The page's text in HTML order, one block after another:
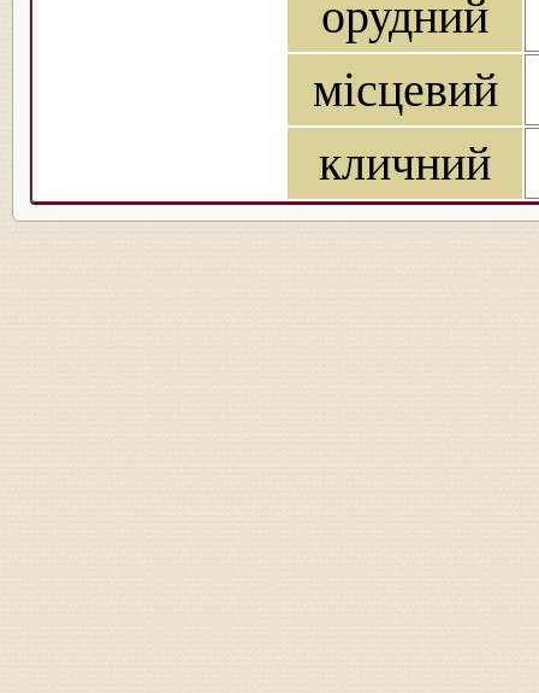
орудний
місцевий
кличний